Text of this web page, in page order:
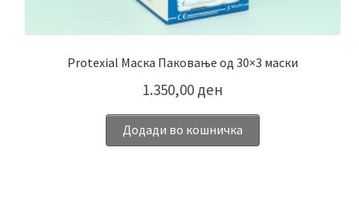
Protexial Маска Паковање од 30×3 маски
1.350,00 ден
Додади во кошничка